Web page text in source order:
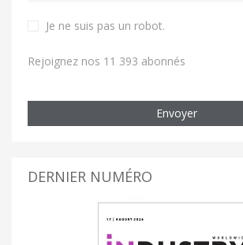
Je ne suis pas un robot.
Rejoignez nos 11 393 abonnés
Envoyer
DERNIER NUMÉRO